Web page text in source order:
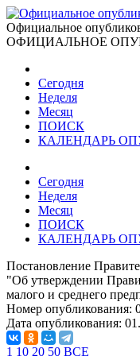
Официальное
ОФИЦИАЛЬНОЕ
Сегодня
Неделя
Месяц
ПОИСК
КАЛЕНДАРЬ
Сегодня
Неделя
Месяц
ПОИСК
КАЛЕНДАРЬ
Постановление
"Об утверждении
малого и среднего
Номер опубликования:
Дата опубликования:
1 10 20 50 ВСЕ